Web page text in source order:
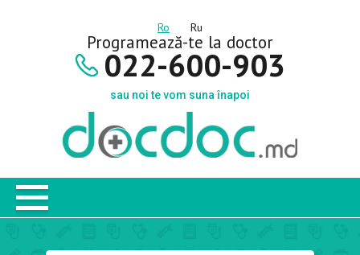
Ro Ru
Programează-te la doctor
022-600-903
sau noi te vom suna înapoi